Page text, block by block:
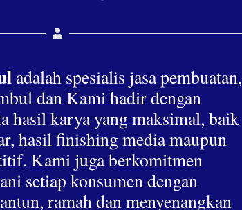
adalah spesialis jasa pembuatan,
dan Kami hadir dengan
hasil karya yang maksimal, baik
hasil finishing media maupun
Kami juga berkomitmen
setiap konsumen dengan
ramah dan menyenangkan